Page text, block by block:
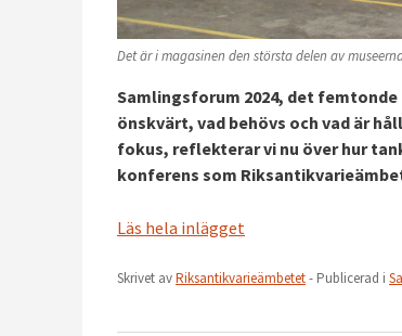
Det är i magasinen den största delen av
Samlingsforum 2024, det femtonde
önskvärt, vad behövs och vad är
fokus, reflekterar vi nu över hur
konferens som
Läs hela inlägget
Skrivet avRiksantikvarieämbetet- Publicerad i